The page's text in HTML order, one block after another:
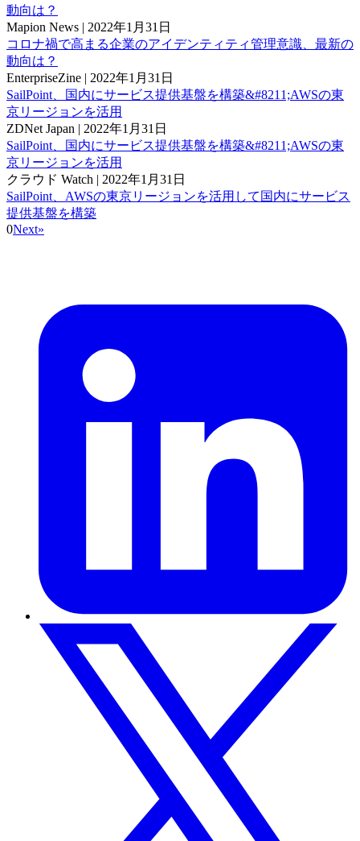
動向は？
Mapion News | 2022年1月31日
コロナ禍で高まる企業のアイデンティティ管理意識、最新の
動向は？
EnterpriseZine | 2022年1月31日
SailPoint、国内にサービス提供基盤を構築&#8211;AWSの東
京リージョンを活用
ZDNet Japan | 2022年1月31日
SailPoint、国内にサービス提供基盤を構築&#8211;AWSの東
京リージョンを活用
クラウド Watch | 2022年1月31日
SailPoint、AWSの東京リージョンを活用して国内にサービス
提供基盤を構築
0Next»